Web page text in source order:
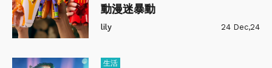
動漫迷暴動
lily 24 Dec,24
生活